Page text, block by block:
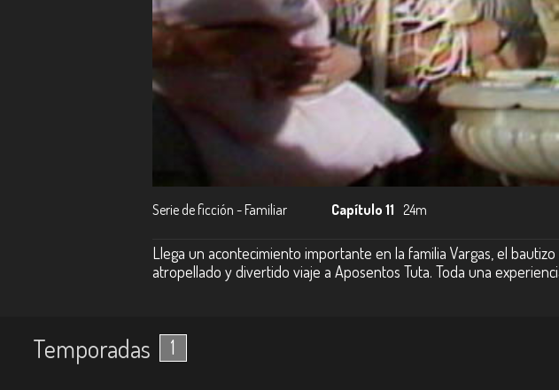
Serie de ficción - Familiar Capítulo 11 24m
Llega un acontecimiento importante en la familia Vargas, el
atropellado y divertido viaje a Aposentos Tuta. Toda una
Temporadas 1